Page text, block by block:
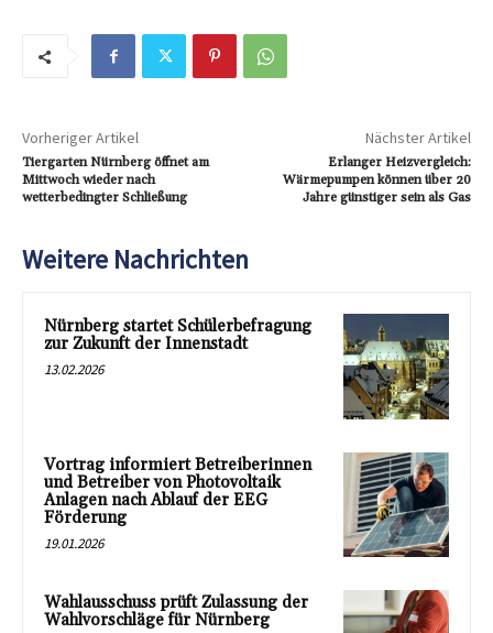
Vorheriger Artikel
Tiergarten Nürnberg öffnet am
Mittwoch wieder nach
wetterbedingter Schließung
Nächster Artikel
Erlanger Heizvergleich:
Wärmepumpen können über 20
Jahre günstiger sein als Gas
Weitere Nachrichten
Nürnberg startet Schülerbefragung
zur Zukunft der Innenstadt
13.02.2026
Vortrag informiert Betreiberinnen
und Betreiber von Photovoltaik
Anlagen nach Ablauf der EEG
Förderung
19.01.2026
Wahlausschuss prüft Zulassung der
Wahlvorschläge für Nürnberg